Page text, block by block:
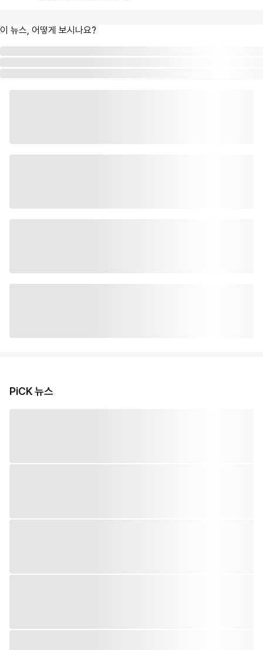
이 뉴스, 어떻게 보시나요?
PiCK 뉴스